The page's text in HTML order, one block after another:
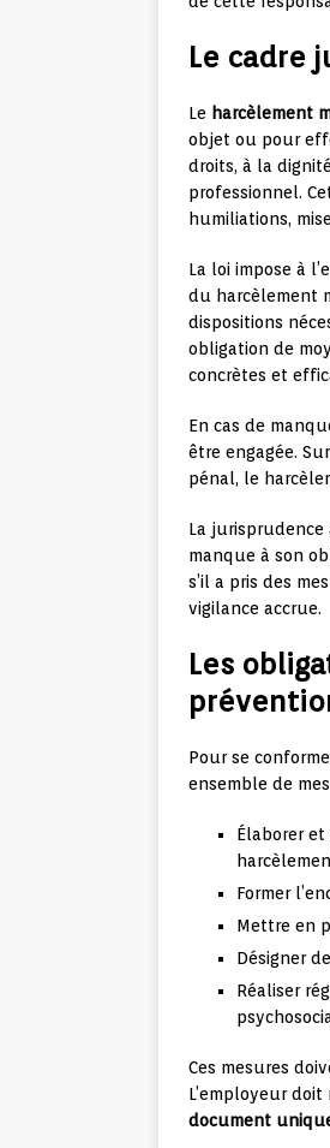
Le cadre
Le harcèlement
objet ou pour
droits, à la
professionnel.
humiliations,
La loi impose à
du harcèlement
dispositions
obligation de
concrètes et
En cas de
être engagée.
pénal, le
La
manque à son
s’il a pris des
vigilance accrue.
Les
Pour se
ensemble de
Élaborer
Former
Mettre en
Désigner
Réaliser
Ces mesures
L’employeur
document